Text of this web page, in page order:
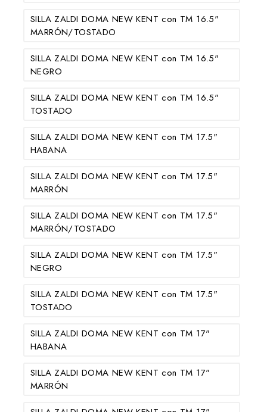
SILLA ZALDI DOMA NEW KENT con TM 16.5"
MARRÓN/TOSTADO
SILLA ZALDI DOMA NEW KENT con TM 16.5"
NEGRO
SILLA ZALDI DOMA NEW KENT con TM 16.5"
TOSTADO
SILLA ZALDI DOMA NEW KENT con TM 17.5"
HABANA
SILLA ZALDI DOMA NEW KENT con TM 17.5"
MARRÓN
SILLA ZALDI DOMA NEW KENT con TM 17.5"
MARRÓN/TOSTADO
SILLA ZALDI DOMA NEW KENT con TM 17.5"
NEGRO
SILLA ZALDI DOMA NEW KENT con TM 17.5"
TOSTADO
SILLA ZALDI DOMA NEW KENT con TM 17"
HABANA
SILLA ZALDI DOMA NEW KENT con TM 17"
MARRÓN